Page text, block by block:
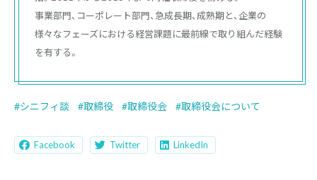
事業部門、コーポレート部門、急成長期、成熟期と、企業の
様々なフェーズにおける経営課題に最前線で取り組んだ経験
を有する。
シニフィ談 取締役 取締役会 取締役会について
Facebook Twitter LinkedIn